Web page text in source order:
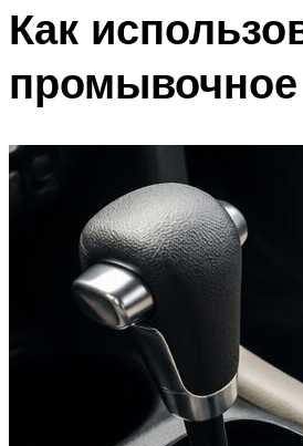
Как